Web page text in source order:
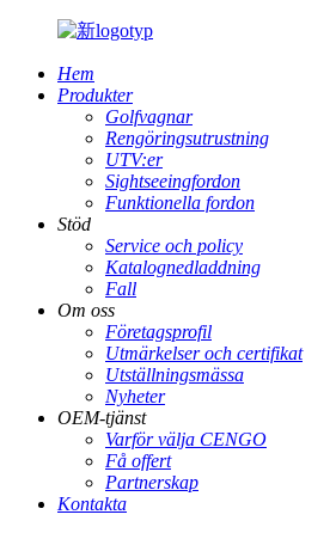
Hem
Produkter
Golfvagnar
Rengöringsutrustning
UTV:er
Sightseeingfordon
Funktionella fordon
Stöd
Service och policy
Katalognedladdning
Fall
Om oss
Företagsprofil
Utmärkelser och certifikat
Utställningsmässa
Nyheter
OEM-tjänst
Varför välja CENGO
Få offert
Partnerskap
Kontakta